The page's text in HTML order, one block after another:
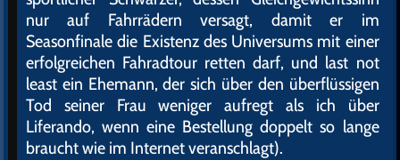
nur auf Fahrrädern versagt, damit er im
Seasonfinale die Existenz des Universums mit einer
erfolgreichen Fahradtour retten darf, und last not
least ein Ehemann, der sich über den überflüssigen
Tod seiner Frau weniger aufregt als ich über
Liferando, wenn eine Bestellung doppelt so lange
braucht wie im Internet veranschlagt).